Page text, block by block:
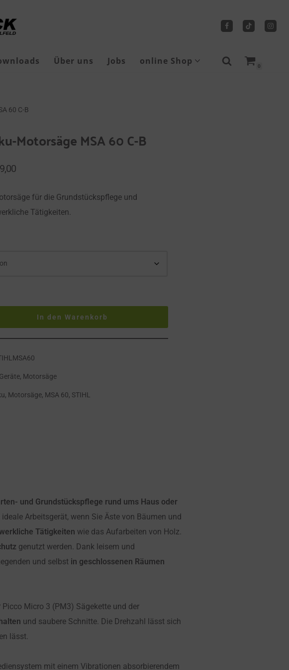
Über uns Jobs online Shop 0
60 C-B
Motorsäge MSA 60 C-B
für die Grundstückspflege und
Tätigkeiten.
In den Warenkorb
, Motorsäge
, Motorsäge, MSA 60, STIHL
und Grundstückspflege rund ums Haus oder
Arbeitsgerät, wenn Sie Äste von Bäumen und
Tätigkeiten wie das Aufarbeiten von Holz.
genutzt werden. Dank leisem und
und selbst in geschlossenen Räumen
Micro 3 (PM3) Sägekette und der
und saubere Schnitte. Die Drehzahl lässt sich
lässt.
mit einem Vibrationen absorbierendem